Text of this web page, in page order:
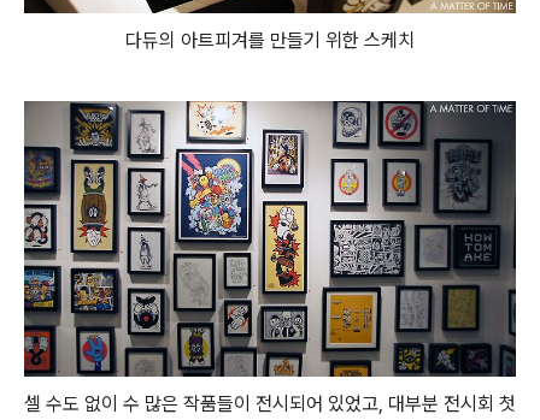
다듀의 아트피겨를 만들기 위한 스케치
셀 수도 없이 수 많은 작품들이 전시되어 있었고, 대부분 전시회 첫